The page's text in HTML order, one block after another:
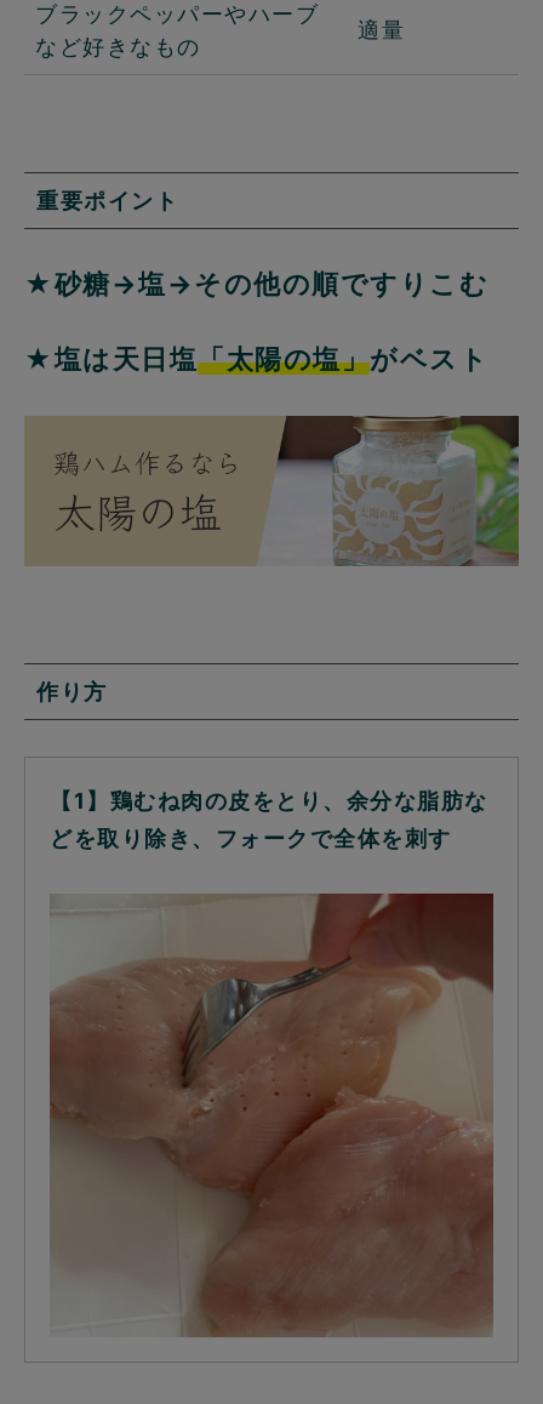
ブラックペッパーやハーブ
など好きなもの
適量
重要ポイント
★砂糖→塩→その他の順ですりこむ
★塩は天日塩「太陽の塩」がベスト
作り方
【1】鶏むね肉の皮をとり、余分な脂肪な
どを取り除き、フォークで全体を刺す